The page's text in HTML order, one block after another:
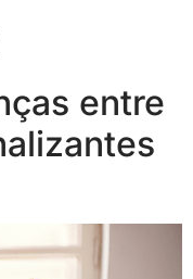
entre